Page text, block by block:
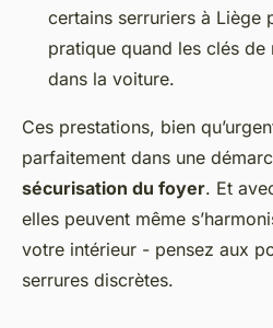
certains serruriers à Liège
pratique quand les clés
dans la voiture.
Ces prestations, bien
parfaitement dans une
sécurisation du foyer. Et
elles peuvent même
votre intérieur - pensez aux
serrures discrètes.